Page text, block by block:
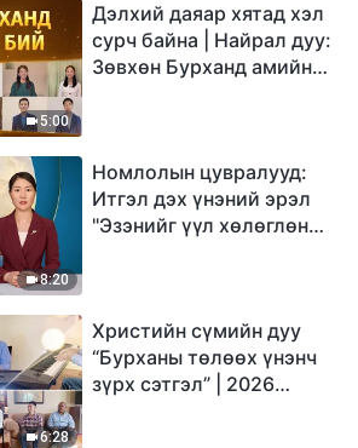
5:00
Дэлхий даяар хятад хэл
сурч байна | Найрал дуу:
Зөвхөн Бурханд амийн
8:20
Номлолын цувралууд:
Итгэл дэх үнэний эрэл
"Эзэнийг үүл хөлөглөн
6:28
Христийн сүмийн дуу
“Бурханы төлөөх үнэнч
зүрх сэтгэл” | 2026